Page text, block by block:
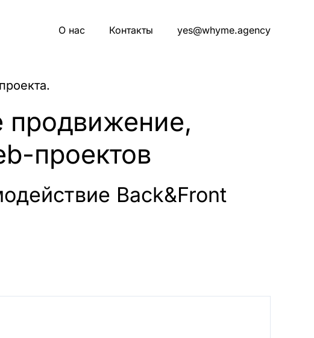
О нас Контакты yes@whyme.agency
продвижение,
проектов
Back&Front